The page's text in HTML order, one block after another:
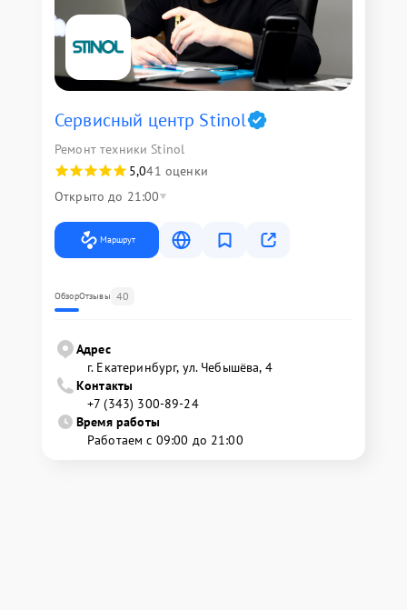
Сервисный центр Stinol
Ремонт техники Stinol
5,041 оценки
Открыто до 21:00
Маршрут
ОбзорОтзывы 40
Адрес
г. Екатеринбург, ул. Чебышёва, 4
Контакты
+7 (343) 300-89-24
Время работы
Работаем с 09:00 до 21:00